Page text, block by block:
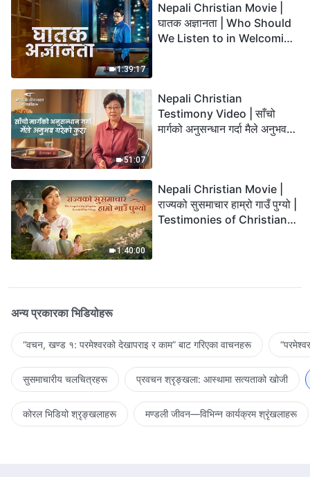
1:39:17
Nepali Christian Movie |
घातक अज्ञानता | Who Should
We Listen to in Welcoming
51:07
Nepali Christian
Testimony Video | साँचो
मार्गको अनुसन्धान गर्दा मैले अनुभव
1:40:00
Nepali Christian Movie |
राज्यको सुसमाचार हाम्रो गाउँ पुग्यो |
Testimonies of Christians
अन्य प्रकारका भिडियोहरू
“वचन, खण्ड १: परमेश्‍वरको देखापराइ र काम” बाट गरिएका वाचनहरू
सुसमाचारीय चलचित्रहरू प्रवचन श्रृङ्खला: आस्थामा सत्यताको खोजी
कोरल भिडियो श्रृङ्खलाहरू मण्डली जीवन—विभिन्‍न कार्यक्रम श्रृंखलाहरू